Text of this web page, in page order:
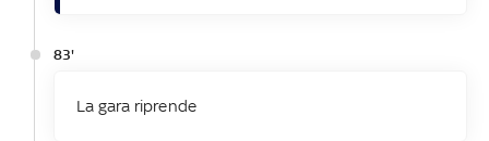
83'
La gara riprende